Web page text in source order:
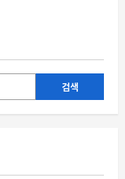
검색